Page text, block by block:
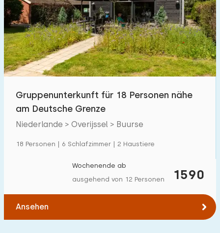
Schwimmbad 0
Eingezäunter Garten 1
Haustierfrei 0
Fahrradschuppen 0
Budget
€ 0 — € 1000+
Mindestanzahl
Gruppenunterkunft für 18 Personen nähe
am Deutsche Grenze
Niederlande > Overijssel > Buurse
18 Personen | 6 Schlafzimmer | 2 Haustiere
1590
Wochenende ab
ausgehend von 12 Personen
Ansehen